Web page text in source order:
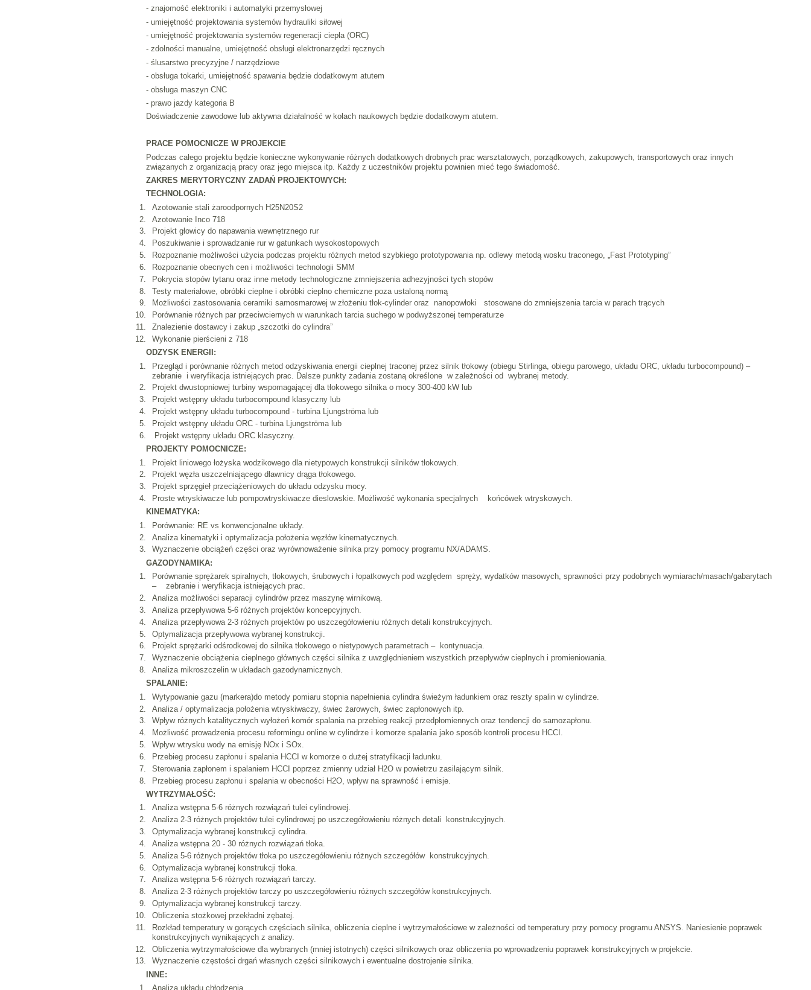
- znajomość elektroniki i automatyki przemysłowej
- umiejętność projektowania systemów hydrauliki siłowej
- umiejętność projektowania systemów regeneracji ciepła (ORC)
- zdolności manualne, umiejętność obsługi elektronarzędzi ręcznych
- ślusarstwo precyzyjne / narzędziowe
- obsługa tokarki, umiejętność spawania będzie dodatkowym atutem
- obsługa maszyn CNC
- prawo jazdy kategoria B
Doświadczenie zawodowe lub aktywna działalność w kołach naukowych będzie dodatkowym atutem.
PRACE POMOCNICZE W PROJEKCIE
Podczas całego projektu będzie konieczne wykonywanie różnych dodatkowych drobnych prac warsztatowych, porządkowych, zakupowych, transportowych oraz innych
związanych z organizacją pracy oraz jego miejsca itp. Każdy z uczestników projektu powinien mieć tego świadomość.
ZAKRES MERYTORYCZNY ZADAŃ PROJEKTOWYCH:
TECHNOLOGIA:
Azotowanie stali żaroodpornych H25N20S2
Azotowanie Inco 718
Projekt głowicy do napawania wewnętrznego rur
Poszukiwanie i sprowadzanie rur w gatunkach wysokostopowych
Rozpoznanie możliwości użycia podczas projektu różnych metod szybkiego prototypowania np. odlewy metodą wosku traconego, „Fast Prototyping”
Rozpoznanie obecnych cen i możliwości technologii SMM
Pokrycia stopów tytanu oraz inne metody technologiczne zmniejszenia adhezyjności tych stopów
Testy materiałowe, obróbki cieplne i obróbki cieplno chemiczne poza ustaloną normą
Możliwości zastosowania ceramiki samosmarowej w złożeniu tłok-cylinder oraz nanopowłoki stosowane do zmniejszenia tarcia w parach trących
Porównanie różnych par przeciwciernych w warunkach tarcia suchego w podwyższonej temperaturze
Znalezienie dostawcy i zakup „szczotki do cylindra”
Wykonanie pierścieni z 718
ODZYSK ENERGII:
Przegląd i porównanie różnych metod odzyskiwania energii cieplnej traconej przez silnik tłokowy (obiegu Stirlinga, obiegu parowego, układu ORC, układu turbocompound) –
zebranie i weryfikacja istniejących prac. Dalsze punkty zadania zostaną określone w zależności od wybranej metody.
Projekt dwustopniowej turbiny wspomagającej dla tłokowego silnika o mocy 300-400 kW lub
Projekt wstępny układu turbocompound klasyczny lub
Projekt wstępny układu turbocompound - turbina Ljungströma lub
Projekt wstępny układu ORC - turbina Ljungströma lub
Projekt wstępny układu ORC klasyczny.
PROJEKTY POMOCNICZE:
Projekt liniowego łożyska wodzikowego dla nietypowych konstrukcji silników tłokowych.
Projekt węzła uszczelniającego dławnicy drąga tłokowego.
Projekt sprzęgieł przeciążeniowych do układu odzysku mocy.
Proste wtryskiwacze lub pompowtryskiwacze dieslowskie. Możliwość wykonania specjalnych końcówek wtryskowych.
KINEMATYKA:
Porównanie: RE vs konwencjonalne układy.
Analiza kinematyki i optymalizacja położenia węzłów kinematycznych.
Wyznaczenie obciążeń części oraz wyrównoważenie silnika przy pomocy programu NX/ADAMS.
GAZODYNAMIKA:
Porównanie sprężarek spiralnych, tłokowych, śrubowych i łopatkowych pod względem spręży, wydatków masowych, sprawności przy podobnych wymiarach/masach/gabarytach
– zebranie i weryfikacja istniejących prac.
Analiza możliwości separacji cylindrów przez maszynę wirnikową.
Analiza przepływowa 5-6 różnych projektów koncepcyjnych.
Analiza przepływowa 2-3 różnych projektów po uszczegółowieniu różnych detali konstrukcyjnych.
Optymalizacja przepływowa wybranej konstrukcji.
Projekt sprężarki odśrodkowej do silnika tłokowego o nietypowych parametrach – kontynuacja.
Wyznaczenie obciążenia cieplnego głównych części silnika z uwzględnieniem wszystkich przepływów cieplnych i promieniowania.
Analiza mikroszczelin w układach gazodynamicznych.
SPALANIE:
Wytypowanie gazu (markera)do metody pomiaru stopnia napełnienia cylindra świeżym ładunkiem oraz reszty spalin w cylindrze.
Analiza / optymalizacja położenia wtryskiwaczy, świec żarowych, świec zapłonowych itp.
Wpływ różnych katalitycznych wyłożeń komór spalania na przebieg reakcji przedpłomiennych oraz tendencji do samozapłonu.
Możliwość prowadzenia procesu reformingu online w cylindrze i komorze spalania jako sposób kontroli procesu HCCI.
Wpływ wtrysku wody na emisję NOx i SOx.
Przebieg procesu zapłonu i spalania HCCI w komorze o dużej stratyfikacji ładunku.
Sterowania zapłonem i spalaniem HCCI poprzez zmienny udział H2O w powietrzu zasilającym silnik.
Przebieg procesu zapłonu i spalania w obecności H2O, wpływ na sprawność i emisje.
WYTRZYMAŁOŚĆ:
Analiza wstępna 5-6 różnych rozwiązań tulei cylindrowej.
Analiza 2-3 różnych projektów tulei cylindrowej po uszczegółowieniu różnych detali konstrukcyjnych.
Optymalizacja wybranej konstrukcji cylindra.
Analiza wstępna 20 - 30 różnych rozwiązań tłoka.
Analiza 5-6 różnych projektów tłoka po uszczegółowieniu różnych szczegółów konstrukcyjnych.
Optymalizacja wybranej konstrukcji tłoka.
Analiza wstępna 5-6 różnych rozwiązań tarczy.
Analiza 2-3 różnych projektów tarczy po uszczegółowieniu różnych szczegółów konstrukcyjnych.
Optymalizacja wybranej konstrukcji tarczy.
Obliczenia stożkowej przekładni zębatej.
Rozkład temperatury w gorących częściach silnika, obliczenia cieplne i wytrzymałościowe w zależności od temperatury przy pomocy programu ANSYS. Naniesienie poprawek
konstrukcyjnych wynikających z analizy.
Obliczenia wytrzymałościowe dla wybranych (mniej istotnych) części silnikowych oraz obliczenia po wprowadzeniu poprawek konstrukcyjnych w projekcie.
Wyznaczenie częstości drgań własnych części silnikowych i ewentualne dostrojenie silnika.
INNE:
Analiza układu chłodzenia.